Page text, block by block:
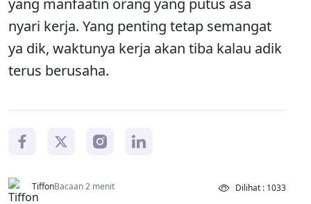
yang manfaatin orang yang putus asa
nyari kerja. Yang penting tetap semangat
ya dik, waktunya kerja akan tiba kalau adik
terus berusaha.
TiffonBacaan 2 menit Dilihat : 1033